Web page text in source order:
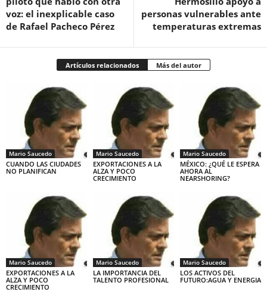
voz: el inexplicable caso
de Rafael Pacheco Pérez
personas vulnerables ante
temperaturas extremas
Artículos relacionados Más del autor
Mario Saucedo
CUANDO LAS CIUDADES
NO PLANIFICAN
Mario Saucedo
EXPORTACIONES A LA
ALZA Y POCO
CRECIMIENTO
Mario Saucedo
MÉXICO: ¿QUÉ LE ESPERA
AHORA AL
NEARSHORING?
Mario Saucedo
EXPORTACIONES A LA
ALZA Y POCO
CRECIMIENTO
Mario Saucedo
LA IMPORTANCIA DEL
TALENTO PROFESIONAL
Mario Saucedo
LOS ACTIVOS DEL
FUTURO:AGUA Y ENERGIA